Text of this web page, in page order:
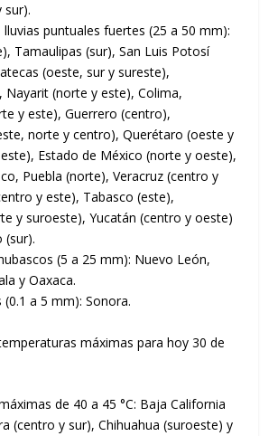
sur).
lluvias puntuales fuertes (25 a 50 mm):
Tamaulipas (sur), San Luis Potosí
(oeste, sur y sureste),
Nayarit (norte y este), Colima,
y este), Guerrero (centro),
norte y centro), Querétaro (oeste y
Estado de México (norte y oeste),
Puebla (norte), Veracruz (centro y
y este), Tabasco (este),
y suroeste), Yucatán (centro y oeste)
(sur).
(5 a 25 mm): Nuevo León,
y Oaxaca.
(0.1 a 5 mm): Sonora.
máximas para hoy 30 de
de 40 a 45 °C: Baja California
(centro y sur), Chihuahua (suroeste) y